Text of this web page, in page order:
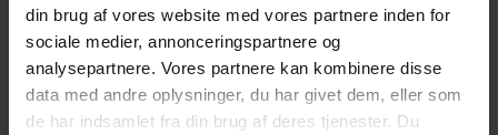
din brug af vores website med vores partnere inden for
sociale medier, annonceringspartnere og
analysepartnere. Vores partnere kan kombinere disse
data med andre oplysninger, du har givet dem, eller som
de har indsamlet fra din brug af deres tjenester. Du
Vandtæt Smartphone Etui (+
Størrelse 22,5×11,5cm. Telefonen kan betjenes når
den er i etuiet. Vandtæt ned til 1 meter.
-